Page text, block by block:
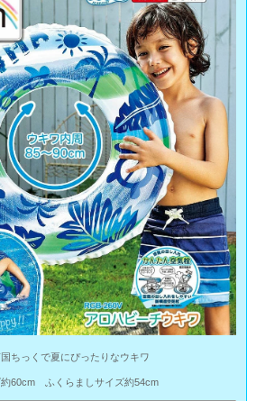
ちっくで夏にぴったりなウキワ
60cm ふくらましサイズ約54cm